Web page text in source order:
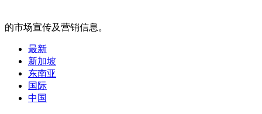
的市场宣传及营销信息。
最新
新加坡
东南亚
国际
中国